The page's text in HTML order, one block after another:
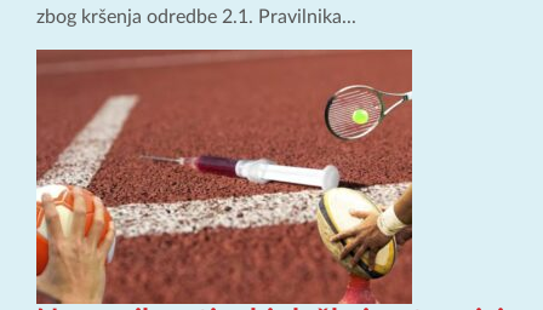
zbog kršenja odredbe 2.1. Pravilnika...